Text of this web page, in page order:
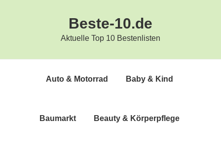
Beste-10.de
Aktuelle Top 10 Bestenlisten
Auto & Motorrad Baby & Kind
Bau­markt Beau­ty & Körperpflege